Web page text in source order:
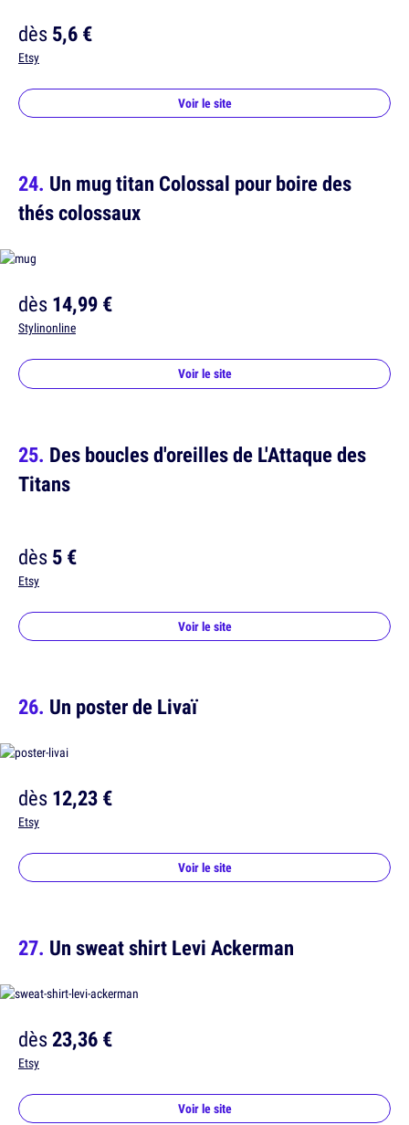
dès5,6 €
Etsy
Voir le site
Un mug titan Colossal pour boire des
thés colossaux
dès14,99 €
Stylinonline
Voir le site
Des boucles d'oreilles de L'Attaque des
Titans
dès5 €
Etsy
Voir le site
Un poster de Livaï
dès12,23 €
Etsy
Voir le site
Un sweat shirt Levi Ackerman
dès23,36 €
Etsy
Voir le site